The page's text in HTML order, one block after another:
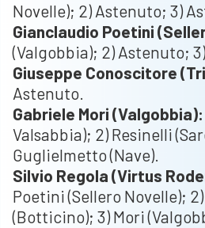
Novelle); 2) Astenuto; 3)
Gianclaudio Poetini
(Valgobbia); 2) Astenuto;
Giuseppe Conoscitore
Astenuto.
Gabriele Mori (Valgobbia):
Valsabbia); 2) Resinelli
Guglielmetto (Nave).
Silvio Regola (Virtus
Poetini (Sellero Novelle);
(Botticino); 3) Mori